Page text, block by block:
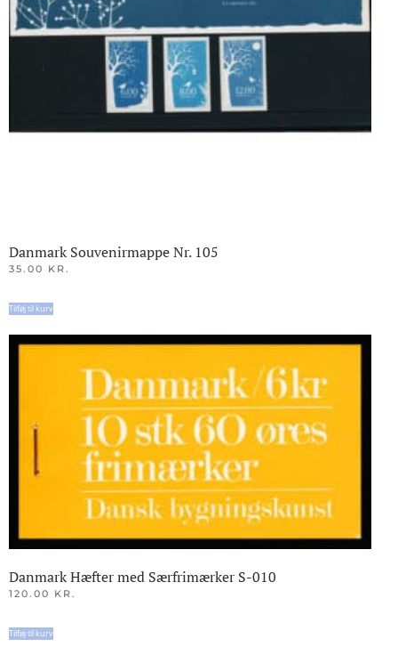
Danmark Souvenirmappe Nr. 105
35.00 KR.
Tilføj til kurv
Danmark Hæfter med Særfrimærker S-010
120.00 KR.
Tilføj til kurv